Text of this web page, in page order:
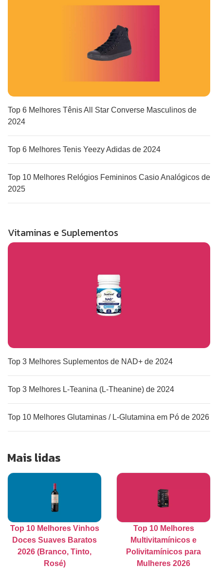
Top 6 Melhores Tênis All Star Converse Masculinos de
2024
Top 6 Melhores Tenis Yeezy Adidas de 2024
Top 10 Melhores Relógios Femininos Casio Analógicos de
2025
Vitaminas e Suplementos
Top 3 Melhores Suplementos de NAD+ de 2024
Top 3 Melhores L-Teanina (L-Theanine) de 2024
Top 10 Melhores Glutaminas / L-Glutamina em Pó de 2026
Mais lidas
Top 10 Melhores Vinhos
Doces Suaves Baratos
2026 (Branco, Tinto,
Rosé)
Top 10 Melhores
Multivitamínicos e
Polivitamínicos para
Mulheres 2026